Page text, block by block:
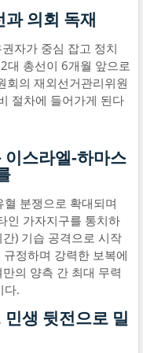
의회 독재
자가 중심 잡고 정치
대 총선이 6개월 앞으로
회의 재외선거관리위원
절차에 들어가게 된다
이스라엘-하마스
분쟁으로 확대되며
인 가자지구를 통치하
) 기습 공격으로 시작
정하며 강력한 보복에
의 양측 간 최대 무력
다.
생 뒷전으로 밀